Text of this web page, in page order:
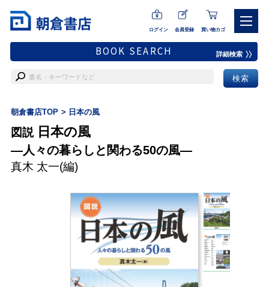
ログイン 会員登録 買い物カゴ
BOOK SEARCH 詳細検索
朝倉書店TOP 日本の風
図説日本の風
―人々の暮らしと関わる50の風―
真木 太一(編)